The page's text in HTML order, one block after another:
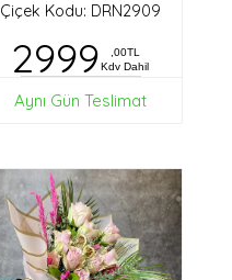
Çiçek Kodu: DRN2909
2999
,00TL
Kdv Dahil
Aynı Gün Teslimat